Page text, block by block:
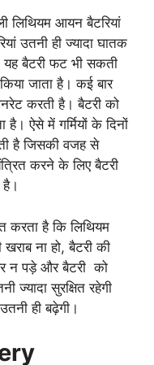
लिथियम आयन बैटरियां
उतनी ही ज्यादा घातक
यह बैटरी फट भी सकती
जाता है। कई बार
करती है। बैटरी को
है। ऐसे में गर्मियों के दिनों
है जिसकी वजह से
करने के लिए बैटरी
करता है कि लिथियम
ना हो, बैटरी की
न पड़े और बैटरी को
ज्यादा सुरक्षित रहेगी
ही बढ़ेगी।